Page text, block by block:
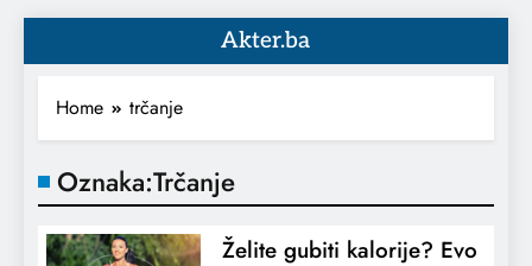
Akter.ba
Home trčanje
Oznaka:Trčanje
Želite gubiti kalorije? Evo